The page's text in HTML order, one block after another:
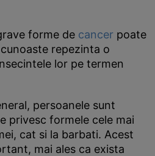
forme de cancer poate
repezinta o
lor pe termen
persoanele sunt
privesc formele cele mai
cat si la barbati. Acest
mai ales ca exista